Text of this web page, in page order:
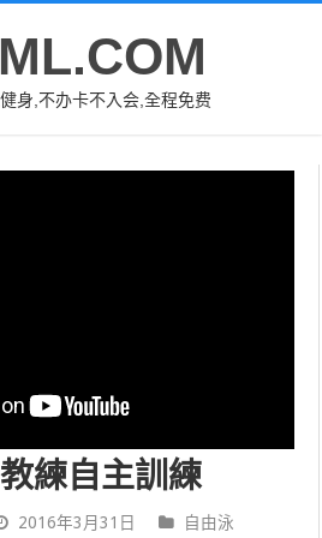
身,不办卡不入会,全程免费
練自主訓練
2016年3月31日
自由泳